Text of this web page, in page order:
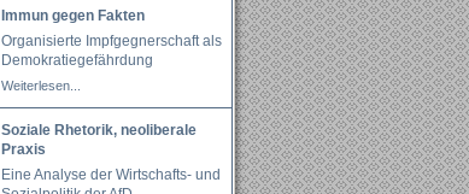
Immun gegen Fakten
Organisierte Impfgegnerschaft als
Demokratiegefährdung
Weiterlesen...
Soziale Rhetorik, neoliberale
Praxis
Eine Analyse der Wirtschafts- und